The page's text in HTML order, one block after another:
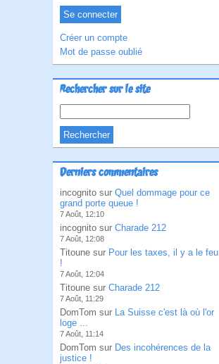
Créer un compte
Mot de passe oublié
Rechercher sur le site
Derniers commentaires
incognito sur Quel dommage pour ce
grand porte queue !
7 Août, 12:10
incognito sur Charade 212
7 Août, 12:08
Titoune sur Pour les taxes, il y a le feu
!
7 Août, 12:04
Titoune sur Charade 212
7 Août, 11:29
DomTom sur La Suisse c'est là où l'or
loge ...
7 Août, 11:14
DomTom sur Des incohérences de la
justice !